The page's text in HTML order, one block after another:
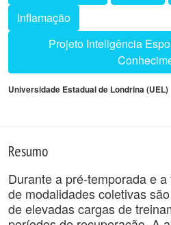
Inflamação
Projeto Inteligência
Universidade Estadual de Londrina (UEL)
Resumo
Durante a pré-temporada e
de modalidades coletivas
de elevadas cargas de